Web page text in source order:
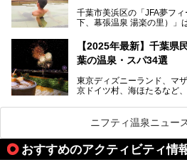
ださい。
提供元：花王株式会社【PR
この記事は花王株式会社商
千葉市美浜区の「JFA夢フ
下、幕張温泉 湯楽の里）」
設備も天然温泉の露天風呂
炭酸泉、海の見えるお休み
で、年代を問わずたっぷり
今回は人気のこの施設の中
ポイントについて厳選して
【2025年最新】千葉県
葉の温泉・スパ34選
東京ディズニーランド、マ
京ドイツ村、海ほたるなど
県で生まれ、千葉県で育ち
がお勧めする、一度は入る
とめました。
ニフティ温泉ニュー
おすすめのアクティビティ情